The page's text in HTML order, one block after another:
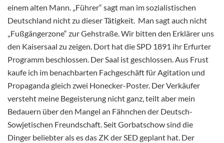
einem alten Mann. „Führer“ sagt man im sozialistischen
Deutschland nicht zu dieser Tätigkeit. Man sagt auch nicht
„Fußgängerzone“ zur Gehstraße. Wir bitten den Erklärer uns
den Kaisersaal zu zeigen. Dort hat die SPD 1891 ihr Erfurter
Programm beschlossen. Der Saal ist geschlossen. Aus Frust
kaufe ich im benachbarten Fachgeschäft für Agitation und
Propaganda gleich zwei Honecker-Poster. Der Verkäufer
versteht meine Begeisterung nicht ganz, teilt aber mein
Bedauern über den Mangel an Fähnchen der Deutsch-
Sowjetischen Freundschaft. Seit Gorbatschow sind die
Dinger beliebter als es das ZK der SED geplant hat. Der